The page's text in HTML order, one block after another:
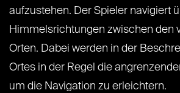
aufzustehen. Der Spieler navigiert
Himmelsrichtungen zwischen den
Orten. Dabei werden in der
Ortes in der Regel die
um die Navigation zu erleichtern.